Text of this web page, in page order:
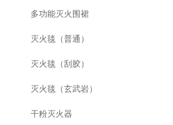
多功能灭火围裙
灭火毯（普通）
灭火毯（刮胶）
灭火毯（玄武岩）
干粉灭火器